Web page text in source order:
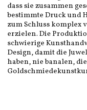
dass sie zusammen
bestimmte Druck und
zum Schluss komplex
erzielen. Die
schwierige
Design, damit die
haben, nie banalen,